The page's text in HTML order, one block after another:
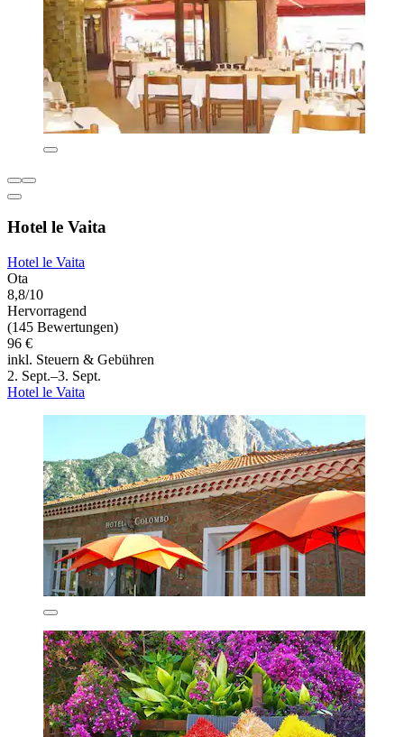
Hotel le Vaita
Hotel le Vaita
Ota
8,8/10
Hervorragend
(145 Bewertungen)
96 €
inkl. Steuern & Gebühren
2. Sept.–3. Sept.
Hotel le Vaita